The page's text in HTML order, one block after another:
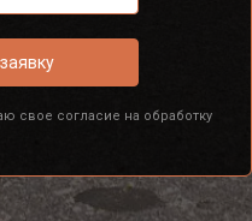
свое согласие на обработку